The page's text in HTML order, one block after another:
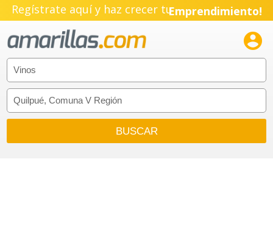
Regístrate aquí y haz crecer tu
Emprendimiento!
